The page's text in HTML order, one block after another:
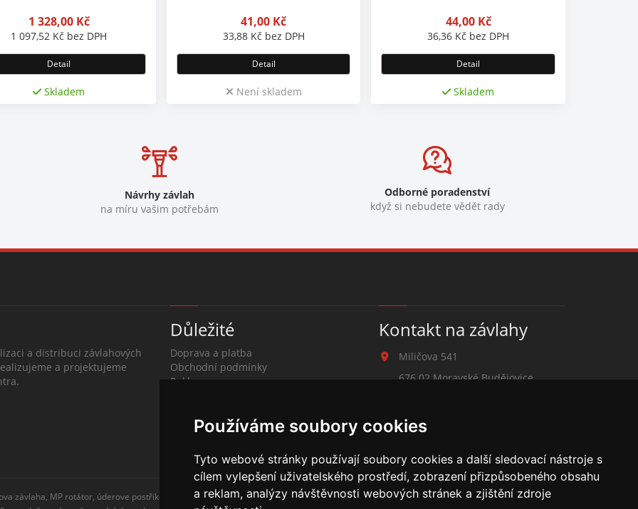
Používáme soubory cookies
Tyto webové stránky používají soubory cookies a další sledovací nástroje s
cílem vylepšení uživatelského prostředí, zobrazení přizpůsobeného obsahu
a reklam, analýzy návštěvnosti webových stránek a zjištění zdroje
1 328,00 Kč
1 097,52 Kč bez DPH
Detail
Skladem
41,00 Kč
33,88 Kč bez DPH
Detail
Není skladem
44,00 Kč
36,36 Kč bez DPH
Detail
Skladem
Návrhy závlah
na míru vašim potřebám
Odborné poradenství
když si nebudete vědět rady
a distribuci závlahových
a projektujeme
Důležité
Doprava a platba
Obchodní podmínky
Reklamace
Kontakt na závlahy
Miličova 541
676 02 Moravské Budějovice
závlaha, MP rotátor, úderove postřikovače, automatické zavlažovaní, kapkovací potrubí, mikrozávlaha, zahradní hadice, zahradní sloupky,